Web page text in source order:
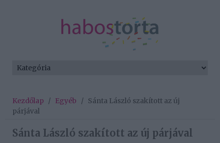
Kezdőlap / Egyéb / Sánta László szakított az új
párjával
Sánta László szakított az új párjával